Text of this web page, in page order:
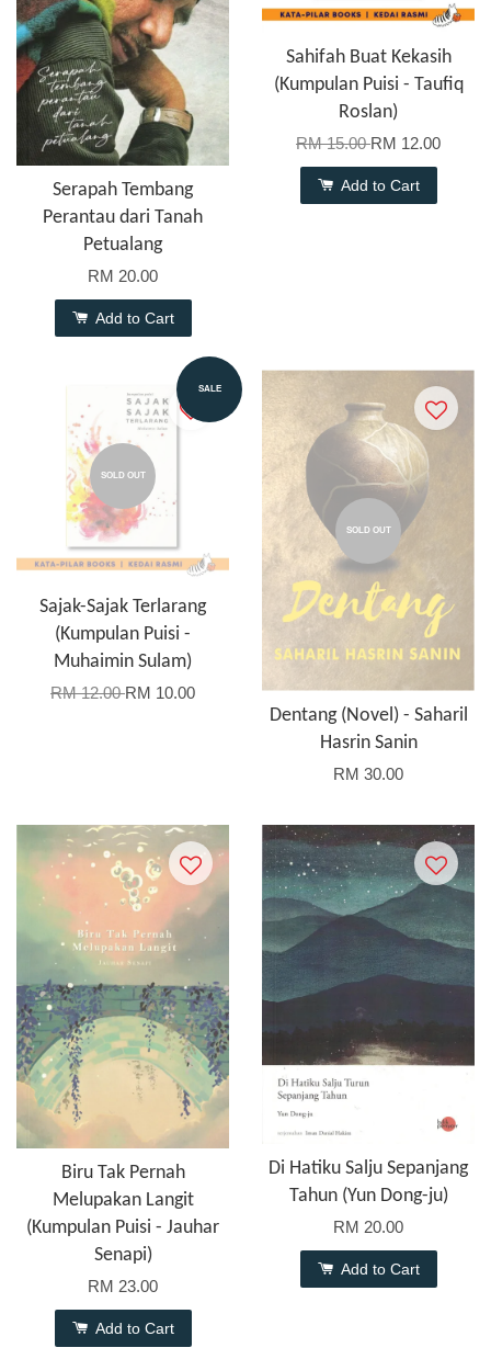
Serapah Tembang
Perantau dari Tanah
Petualang
RM 20.00
Add to Cart
Sahifah Buat Kekasih
(Kumpulan Puisi - Taufiq
Roslan)
RM 15.00RM 12.00
Add to Cart
SALE
SOLD OUT
Sajak-Sajak Terlarang
(Kumpulan Puisi -
Muhaimin Sulam)
RM 12.00RM 10.00
SOLD OUT
Dentang (Novel) - Saharil
Hasrin Sanin
RM 30.00
Biru Tak Pernah
Melupakan Langit
(Kumpulan Puisi - Jauhar
Senapi)
RM 23.00
Add to Cart
Di Hatiku Salju Sepanjang
Tahun (Yun Dong-ju)
RM 20.00
Add to Cart